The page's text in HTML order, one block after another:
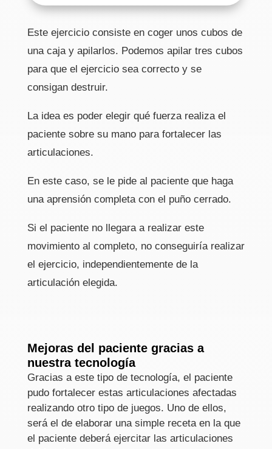
Este ejercicio consiste en coger unos cubos de
una caja y apilarlos. Podemos apilar tres cubos
para que el ejercicio sea correcto y se
consigan destruir.
La idea es poder elegir qué fuerza realiza el
paciente sobre su mano para fortalecer las
articulaciones.
En este caso, se le pide al paciente que haga
una aprensión completa con el puño cerrado.
Si el paciente no llegara a realizar este
movimiento al completo, no conseguiría realizar
el ejercicio, independientemente de la
articulación elegida.
Mejoras del paciente gracias a
nuestra tecnología
Gracias a este tipo de tecnología, el paciente
pudo fortalecer estas articulaciones afectadas
realizando otro tipo de juegos. Uno de ellos,
será el de elaborar una simple receta en la que
el paciente deberá ejercitar las articulaciones